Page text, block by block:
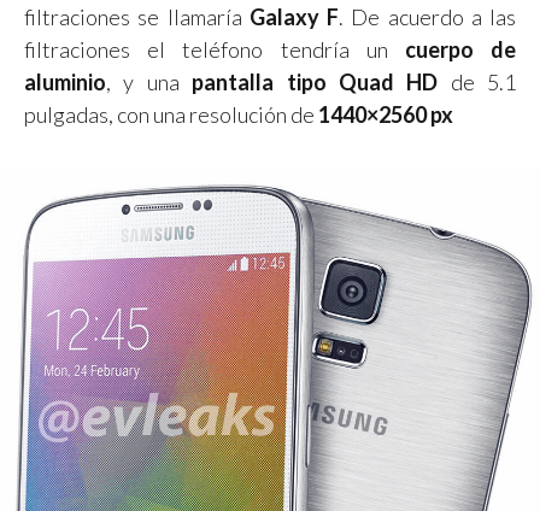
filtraciones se llamaría Galaxy F. De acuerdo a las
filtraciones el teléfono tendría un cuerpo de
aluminio, y una pantalla tipo Quad HD de 5.1
pulgadas, con una resolución de 1440×2560 px